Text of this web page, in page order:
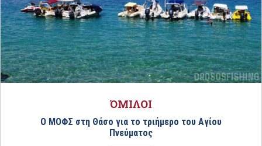
ΌΜΙΛΟΙ
Ο ΜΟΦΣ στη Θάσο για το τριήμερο του Αγίου
Πνεύματος